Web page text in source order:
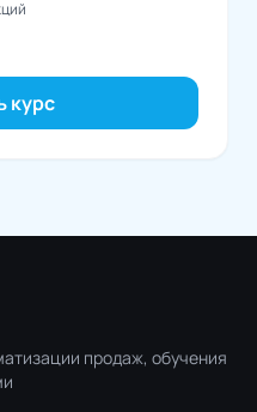
курс
продаж, обучения